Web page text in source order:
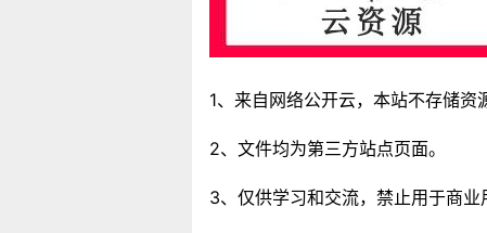
1、来自网络公开云，本站不存储资
2、文件均为第三方站点页面。
3、仅供学习和交流，禁止用于商业